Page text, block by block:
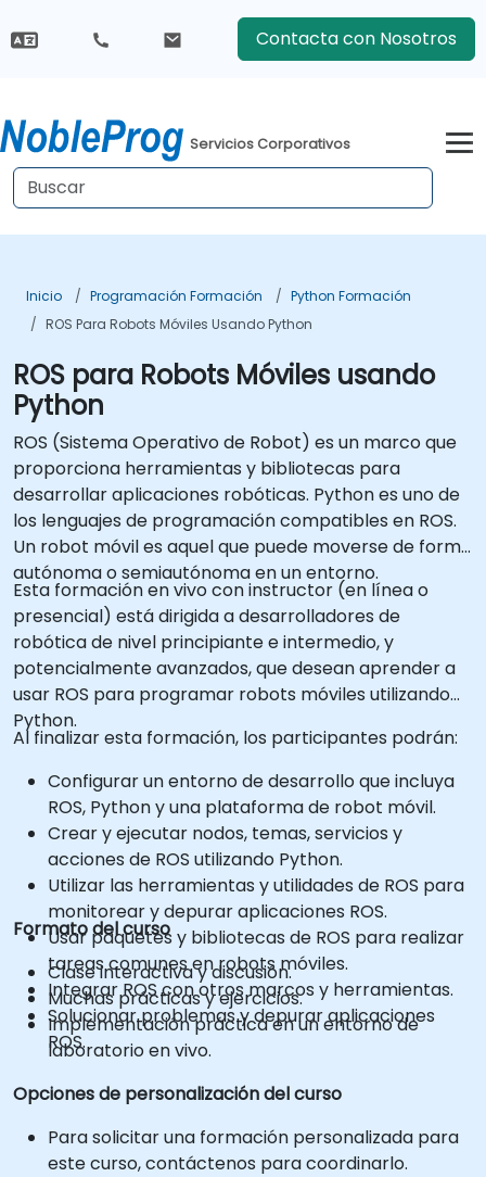
Contacta con Nosotros
Servicios Corporativos
Inicio Programación Formación
Python Formación
ROS Para Robots Móviles Usando Python
ROS para Robots Móviles usando
Python
ROS (Sistema Operativo de Robot) es un marco que
proporciona herramientas y bibliotecas para
desarrollar aplicaciones robóticas. Python es uno de
los lenguajes de programación compatibles en ROS.
Un robot móvil es aquel que puede moverse de forma
autónoma o semiautónoma en un entorno.
Esta formación en vivo con instructor (en línea o
presencial) está dirigida a desarrolladores de
robótica de nivel principiante e intermedio, y
potencialmente avanzados, que desean aprender a
usar ROS para programar robots móviles utilizando
Python.
Al finalizar esta formación, los participantes podrán:
Configurar un entorno de desarrollo que incluya
ROS, Python y una plataforma de robot móvil.
Crear y ejecutar nodos, temas, servicios y
acciones de ROS utilizando Python.
Utilizar las herramientas y utilidades de ROS para
monitorear y depurar aplicaciones ROS.
Usar paquetes y bibliotecas de ROS para realizar
tareas comunes en robots móviles.
Integrar ROS con otros marcos y herramientas.
Solucionar problemas y depurar aplicaciones
ROS.
Formato del curso
Clase interactiva y discusión.
Muchas prácticas y ejercicios.
Implementación práctica en un entorno de
laboratorio en vivo.
Opciones de personalización del curso
Para solicitar una formación personalizada para
este curso, contáctenos para coordinarlo.